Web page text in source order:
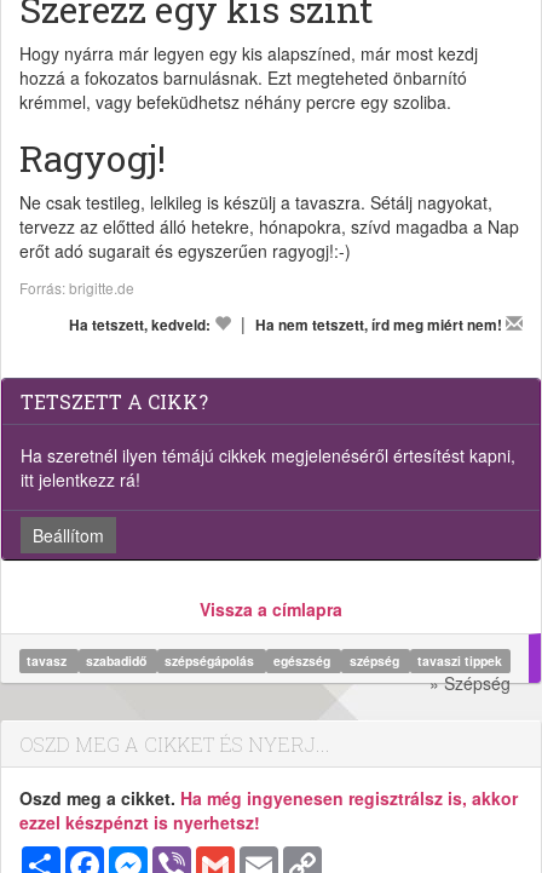
Hogy nyárra már legyen egy kis alapszíned, már most kezdj
hozzá a fokozatos barnulásnak. Ezt megteheted önbarnító
krémmel, vagy befeküdhetsz néhány percre egy szoliba.
Ragyogj!
Ne csak testileg, lelkileg is készülj a tavaszra. Sétálj nagyokat,
tervezz az előtted álló hetekre, hónapokra, szívd magadba a Nap
erőt adó sugarait és egyszerűen ragyogj!:-)
Forrás: brigitte.de
Ha tetszett, kedveld:
| Ha nem tetszett, írd meg miért nem!
TETSZETT A CIKK?
Ha szeretnél ilyen témájú cikkek megjelenéséről értesítést kapni,
itt jelentkezz rá!
Beállítom
Vissza a címlapra
tavasz szabadidő szépségápolás egészség szépség tavaszi tippek
» Szépség
OSZD MEG A CIKKET ÉS NYERJ...
Oszd meg a cikket. Ha még ingyenesen regisztrálsz is, akkor
ezzel készpénzt is nyerhetsz!
MegosztásFacebookMessenger
Viber Gmail Email